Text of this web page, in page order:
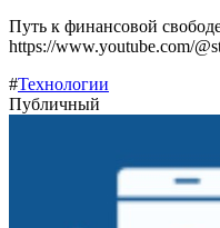
Путь к финансовой
https://www.youtube.com/
#Технологии
Публичный